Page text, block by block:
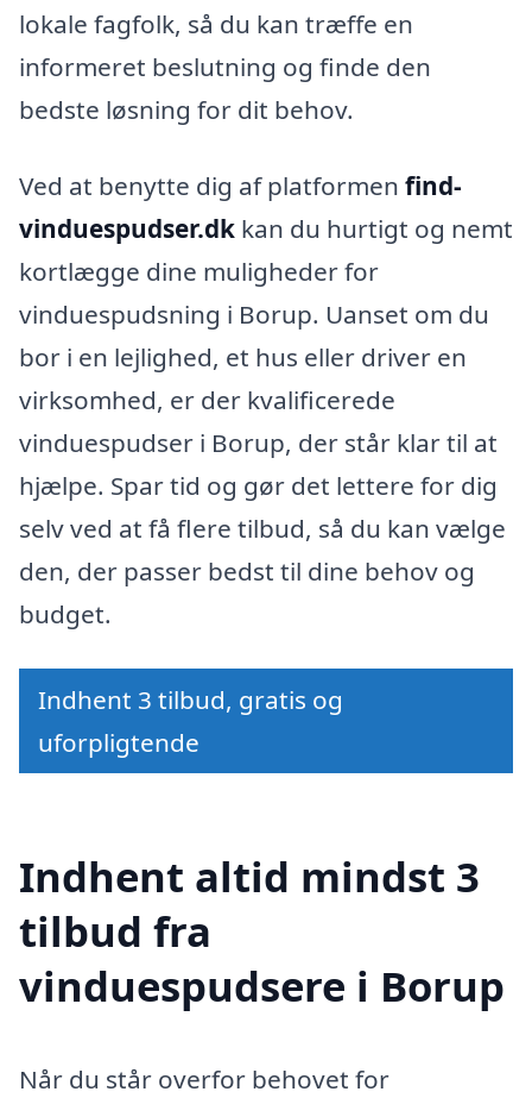
lokale fagfolk, så du kan træffe en
informeret beslutning og finde den
bedste løsning for dit behov.
Ved at benytte dig af platformen find-
vinduespudser.dk kan du hurtigt og nemt
kortlægge dine muligheder for
vinduespudsning i Borup. Uanset om du
bor i en lejlighed, et hus eller driver en
virksomhed, er der kvalificerede
vinduespudser i Borup, der står klar til at
hjælpe. Spar tid og gør det lettere for dig
selv ved at få flere tilbud, så du kan vælge
den, der passer bedst til dine behov og
budget.
Indhent 3 tilbud, gratis og
uforpligtende
Indhent altid mindst 3
tilbud fra
vinduespudsere i Borup
Når du står overfor behovet for